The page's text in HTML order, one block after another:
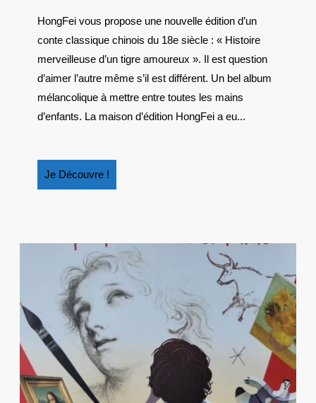
:
HISTOIRE
MERVEILLEUSE
D’UN
TIGRE
AMOUREUX
HongFei vous propose une nouvelle édition d’un
conte classique chinois du 18e siècle : « Histoire
merveilleuse d’un tigre amoureux ». Il est question
d’aimer l’autre même s’il est différent. Un bel album
mélancolique à mettre entre toutes les mains
d’enfants. La maison d’édition HongFei a eu...
Je Découvre !
Découvre